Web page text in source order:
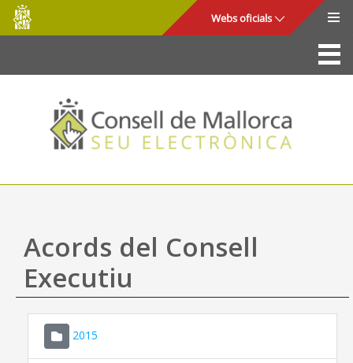
Salta al contingut principal
Consell
de
Mallorca
Webs oficials
La Seu
Consell de Mallorca
Accés i seguretat
Utilitats
Ajuda
Acords del Consell
Executiu
2015